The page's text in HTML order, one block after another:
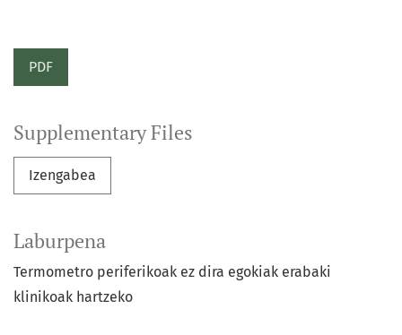
PDF
Supplementary Files
Izengabea
Laburpena
Termometro periferikoak ez dira egokiak erabaki
klinikoak hartzeko